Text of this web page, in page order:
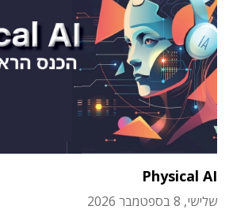
Physical AI
שלישי, 8 בספטמבר 2026